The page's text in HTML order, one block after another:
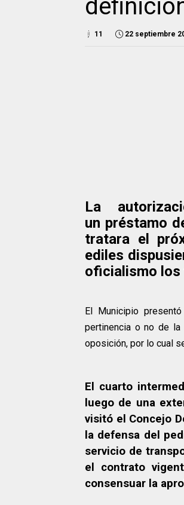
11 22 septiembre
La
un préstamo
tratara el
ediles
oficialismo los
El Municipio
pertinencia o no de
oposición, por lo cual
El cuarto
luego de una
visitó el Concejo
la defensa del
servicio de
el contrato
consensuar la